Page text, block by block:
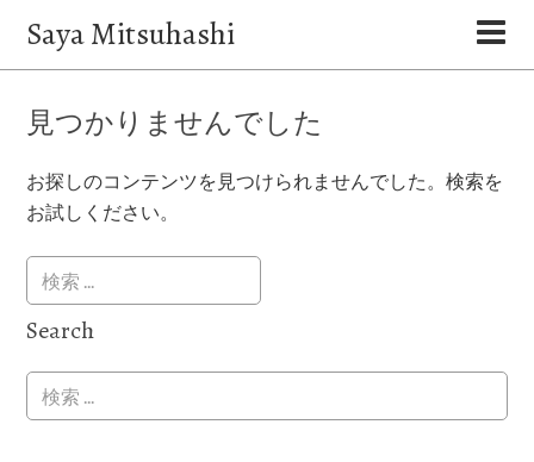
Saya Mitsuhashi
見つかりませんでした
お探しのコンテンツを見つけられませんでした。検索を
お試しください。
Search